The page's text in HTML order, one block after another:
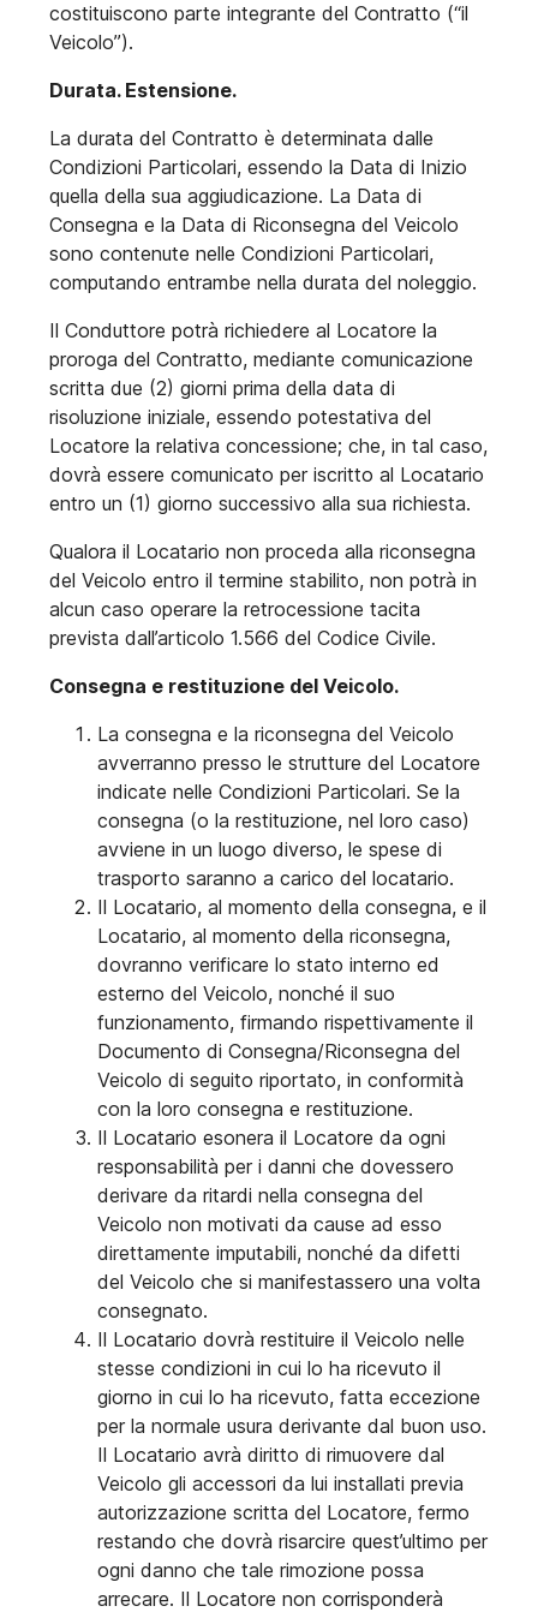
costituiscono parte integrante del Contratto (“il
Veicolo”).
Durata. Estensione.
La durata del Contratto è determinata dalle
Condizioni Particolari, essendo la Data di Inizio
quella della sua aggiudicazione. La Data di
Consegna e la Data di Riconsegna del Veicolo
sono contenute nelle Condizioni Particolari,
computando entrambe nella durata del noleggio.
Il Conduttore potrà richiedere al Locatore la
proroga del Contratto, mediante comunicazione
scritta due (2) giorni prima della data di
risoluzione iniziale, essendo potestativa del
Locatore la relativa concessione; che, in tal caso,
dovrà essere comunicato per iscritto al Locatario
entro un (1) giorno successivo alla sua richiesta.
Qualora il Locatario non proceda alla riconsegna
del Veicolo entro il termine stabilito, non potrà in
alcun caso operare la retrocessione tacita
prevista dall’articolo 1.566 del Codice Civile.
Consegna e restituzione del Veicolo.
La consegna e la riconsegna del Veicolo
avverranno presso le strutture del Locatore
indicate nelle Condizioni Particolari. Se la
consegna (o la restituzione, nel loro caso)
avviene in un luogo diverso, le spese di
trasporto saranno a carico del locatario.
Il Locatario, al momento della consegna, e il
Locatario, al momento della riconsegna,
dovranno verificare lo stato interno ed
esterno del Veicolo, nonché il suo
funzionamento, firmando rispettivamente il
Documento di Consegna/Riconsegna del
Veicolo di seguito riportato, in conformità
con la loro consegna e restituzione.
Il Locatario esonera il Locatore da ogni
responsabilità per i danni che dovessero
derivare da ritardi nella consegna del
Veicolo non motivati da cause ad esso
direttamente imputabili, nonché da difetti
del Veicolo che si manifestassero una volta
consegnato.
Il Locatario dovrà restituire il Veicolo nelle
stesse condizioni in cui lo ha ricevuto il
giorno in cui lo ha ricevuto, fatta eccezione
per la normale usura derivante dal buon uso.
Il Locatario avrà diritto di rimuovere dal
Veicolo gli accessori da lui installati previa
autorizzazione scritta del Locatore, fermo
restando che dovrà risarcire quest’ultimo per
ogni danno che tale rimozione possa
arrecare. Il Locatore non corrisponderà